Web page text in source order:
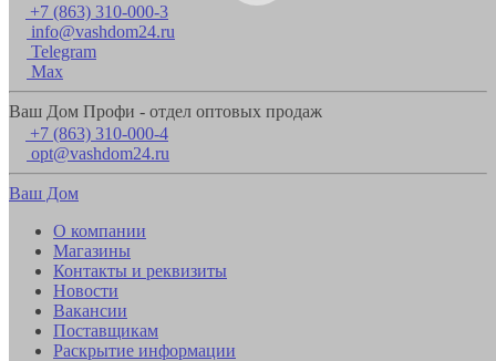
+7 (863) 310-000-3
info@vashdom24.ru
Telegram
Max
Ваш Дом Профи - отдел оптовых продаж
+7 (863) 310-000-4
opt@vashdom24.ru
Ваш Дом
О компании
Магазины
Контакты и реквизиты
Новости
Вакансии
Поставщикам
Раскрытие информации